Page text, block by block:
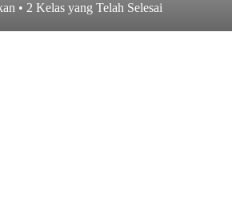
• 2 Kelas yang Telah Selesai